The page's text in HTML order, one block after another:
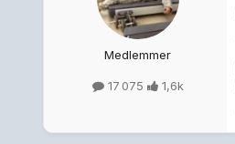
Medlemmer
17 075 1,6k